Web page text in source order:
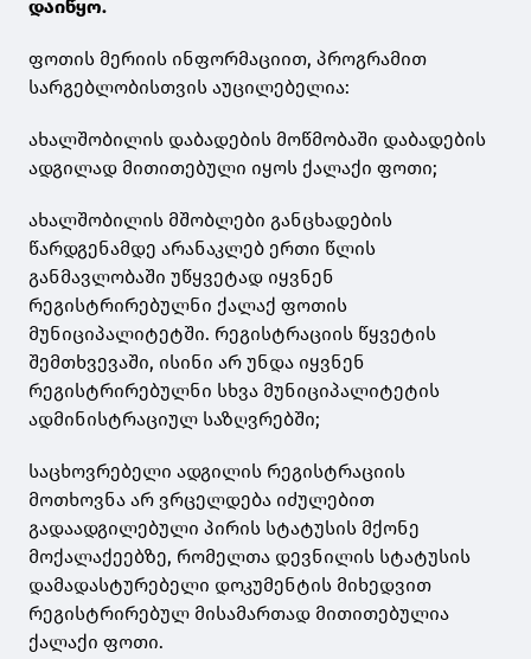
დაიწყო.
ფოთის მერიის ინფორმაციით, პროგრამით
სარგებლობისთვის აუცილებელია:
ახალშობილის დაბადების მოწმობაში დაბადების
ადგილად მითითებული იყოს ქალაქი ფოთი;
ახალშობილის მშობლები განცხადების
წარდგენამდე არანაკლებ ერთი წლის
განმავლობაში უწყვეტად იყვნენ
რეგისტრირებულნი ქალაქ ფოთის
მუნიციპალიტეტში. რეგისტრაციის წყვეტის
შემთხვევაში, ისინი არ უნდა იყვნენ
რეგისტრირებულნი სხვა მუნიციპალიტეტის
ადმინისტრაციულ საზღვრებში;
საცხოვრებელი ადგილის რეგისტრაციის
მოთხოვნა არ ვრცელდება იძულებით
გადაადგილებული პირის სტატუსის მქონე
მოქალაქეებზე, რომელთა დევნილის სტატუსის
დამადასტურებელი დოკუმენტის მიხედვით
რეგისტრირებულ მისამართად მითითებულია
ქალაქი ფოთი.